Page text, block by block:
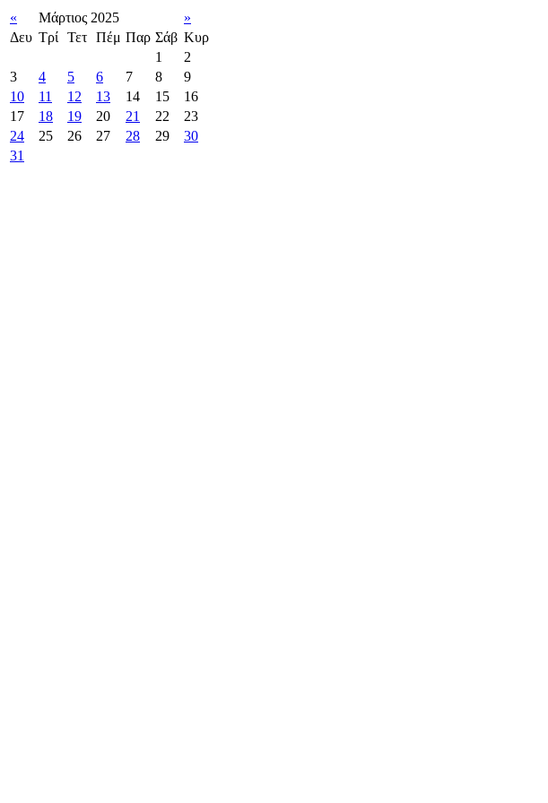
« Μάρτιος 2025
»
Δευ Τρί Τετ Πέμ Παρ Σάβ Κυρ
1
2
3
4 5 6 7 8
9
10
11 12 13 14 15
16
17
18 19 20 21 22
23
24
25 26 27 28 29
30
31